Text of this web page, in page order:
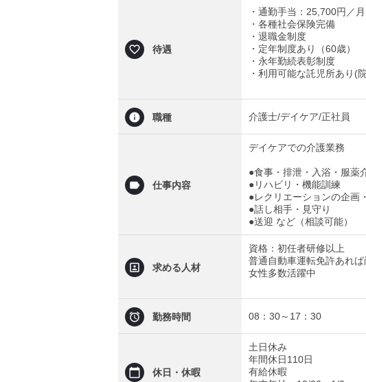
待遇
・通勤手当：25,700円／
・各種社会保険完備
・退職金制度
・定年制度あり（60歳）
・永年勤続表彰制度
・利用可能な託児所あり(
職種 介護士/デイケア/正社員
仕事内容
デイケアでの介護業務
●食事・排泄・入浴・服薬
●リハビリ・機能訓練
●レクリエーションの企画
●話し相手・見守り
●送迎 など（相談可能）
求める人材
資格：初任者研修以上
普通自動車運転免許あれば
女性多数活躍中
勤務時間 08：30～17：30
休日・休暇
土日休み
年間休日110日
有給休暇